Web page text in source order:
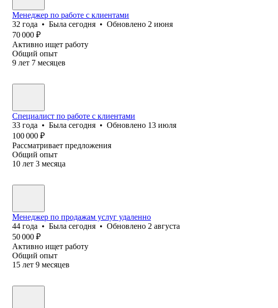
Менеджер по работе с клиентами
32 года • Была сегодня • Обновлено 2 июня
70 000 ₽
Активно ищет работу
Общий опыт
9 лет 7 месяцев
Специалист по работе с клиентами
33 года • Была сегодня • Обновлено 13 июля
100 000 ₽
Рассматривает предложения
Общий опыт
10 лет 3 месяца
Менеджер по продажам услуг удаленно
44 года • Была сегодня • Обновлено 2 августа
50 000 ₽
Активно ищет работу
Общий опыт
15 лет 9 месяцев